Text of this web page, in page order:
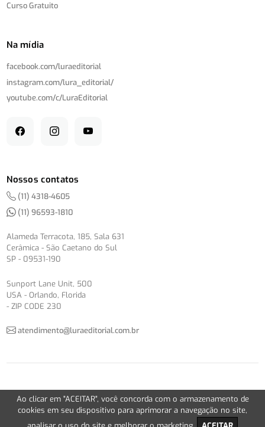
Curso Gratuito
Na mídia
facebook.com/luraeditorial
instagram.com/lura_editorial/
youtube.com/c/LuraEditorial
Nossos contatos
(11) 4318-4605
(11) 96593-1810
Alameda Terracota, 185, Sala 631
Cerâmica - São Caetano do Sul
SP - 09531-190
Sunport Lane Unit, 500
USA - Orlando, Florida
- ZIP CODE 230
atendimento@luraeditorial.com.br
© Copyright 2012-2026 -Política de Privacidade
Version 2.5.1
Ao clicar em "ACEITAR", você concorda com o armazenamento de
cookies em seu dispositivo para aprimorar a navegação no site,